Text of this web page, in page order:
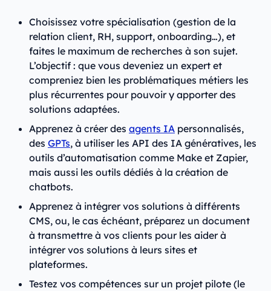
Choisissez votre spécialisation (gestion de la
relation client, RH, support, onboarding…), et
faites le maximum de recherches à son sujet.
L’objectif : que vous deveniez un expert et
compreniez bien les problématiques métiers les
plus récurrentes pour pouvoir y apporter des
solutions adaptées.
Apprenez à créer des agents IA personnalisés,
des GPTs, à utiliser les API des IA génératives, les
outils d’automatisation comme Make et Zapier,
mais aussi les outils dédiés à la création de
chatbots.
Apprenez à intégrer vos solutions à différents
CMS, ou, le cas échéant, préparez un document
à transmettre à vos clients pour les aider à
intégrer vos solutions à leurs sites et
plateformes.
Testez vos compétences sur un projet pilote (le